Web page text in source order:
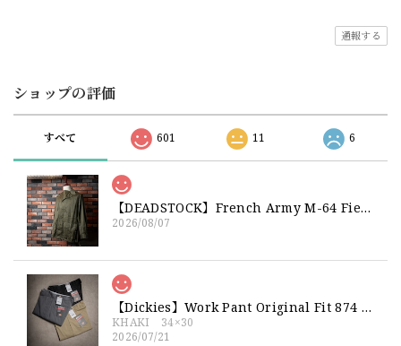
通報する
ショップの評価
すべて 601 11 6
【DEADSTOCK】French Army M-64 Field Jacket "92C" 実物 フランス軍 フィールドジャケット コットンサテン300 デッドストック
2026/08/07
【Dickies】Work Pant Original Fit 874 新品 ディッキーズ オリジナルフィット ワークパンツ
KHAKI 34×30
2026/07/21